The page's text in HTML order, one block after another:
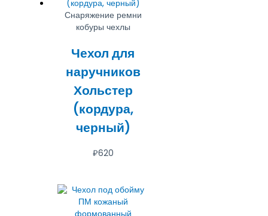
Снаряжение ремни
кобуры чехлы
Чехол для
наручников
Хольстер
(кордура,
черный)
₽620